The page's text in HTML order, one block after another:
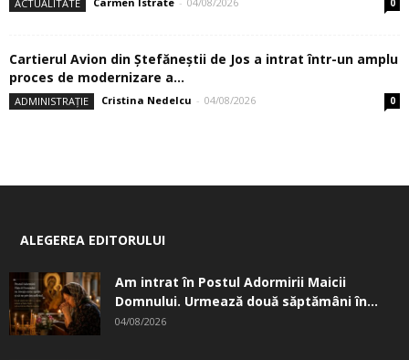
ACTUALITATE 0
Cartierul Avion din Ştefăneştii de Jos a intrat într-un amplu
proces de modernizare a...
ADMINISTRAȚIE Cristina Nedelcu - 04/08/2026 0
ALEGEREA EDITORULUI
Am intrat în Postul Adormirii Maicii
Domnului. Urmează două săptămâni în...
04/08/2026